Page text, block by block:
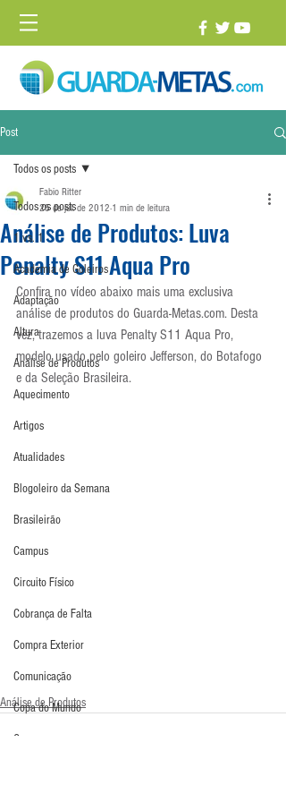
Post
Todos os posts
1 vs. 1
Academia de Goleiros
Adaptação
Altura
Análise de Produtos
Aquecimento
Artigos
Atualidades
Blogoleiro da Semana
Brasileirão
Campus
Circuito Físico
Cobrança de Falta
Compra Exterior
Comunicação
Copa do Mundo
Curso
Todos os posts
Análise de Produtos: Luva
Penalty S11 Aqua Pro
Fabio Ritter
25 de jul. de 2012 1 min de leitura
Confira no vídeo abaixo mais uma exclusiva
análise de produtos do Guarda-Metas.com. Desta
vez, trazemos a luva Penalty S11 Aqua Pro,
modelo usado pelo goleiro Jefferson, do Botafogo
e da Seleção Brasileira.
Análise de Produtos